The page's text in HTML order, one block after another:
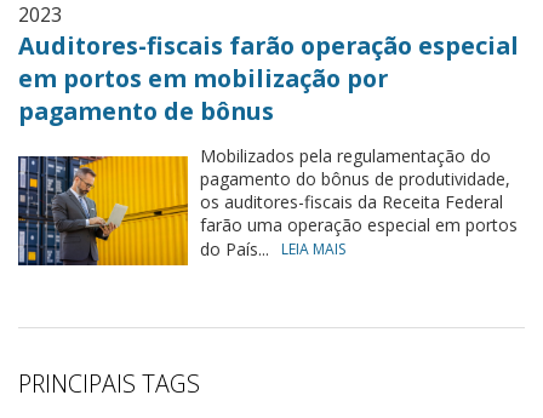
2023
Auditores-fiscais farão operação especial
em portos em mobilização por
pagamento de bônus
Mobilizados pela regulamentação do
pagamento do bônus de produtividade,
os auditores-fiscais da Receita Federal
farão uma operação especial em portos
do País...
LEIA MAIS
PRINCIPAIS TAGS